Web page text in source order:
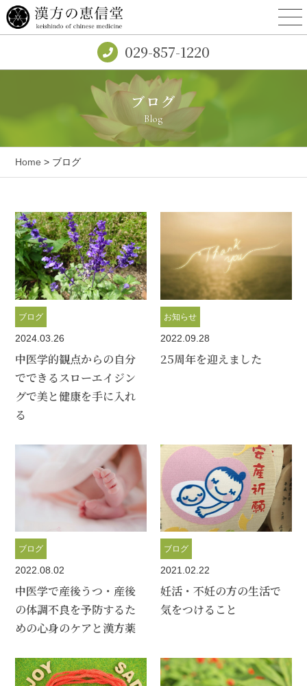
029-857-1220
ブログ
Blog
Home > ブログ
ブログ
2024.03.26
中医学的観点からの自分
でできるスローエイジン
グで美と健康を手に入れ
る
お知らせ
2022.09.28
25周年を迎えました
ブログ
2022.08.02
中医学で産後うつ・産後
の体調不良を予防するた
めの心身のケアと漢方薬
ブログ
2021.02.22
妊活・不妊の方の生活で
気をつけること